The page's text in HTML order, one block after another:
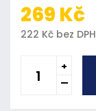
269 Kč
222 Kč bez DPH